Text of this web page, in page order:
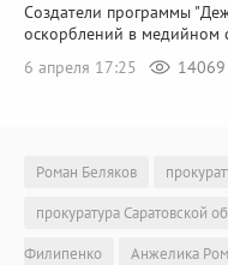
Создатели программы
оскорблений в медийном
6 апреля 17:25
14069
Роман Беляков
прокуратура Саратовской
Филипенко
Анжелика